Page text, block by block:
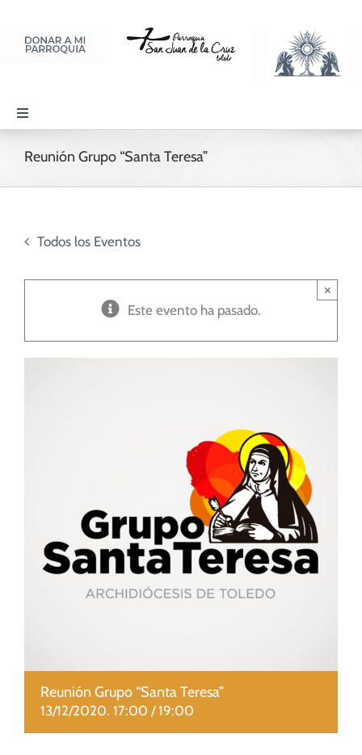
contenido
Toggle
Navigation
PARROQUIA
DISCIPULADOS
Reunión Grupo “Santa Teresa”
Todos los Eventos
Este evento ha pasado.
×
Reunión Grupo “Santa Teresa”
13/12/2020. 17:00 /19:00